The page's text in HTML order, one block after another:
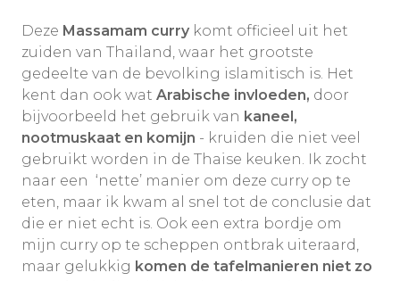
Deze Massamam curry komt officieel uit het
zuiden van Thailand, waar het grootste
gedeelte van de bevolking islamitisch is. Het
kent dan ook wat Arabische invloeden, door
bijvoorbeeld het gebruik van kaneel,
nootmuskaat en komijn - kruiden die niet veel
gebruikt worden in de Thaise keuken. Ik zocht
naar een ‘nette’ manier om deze curry op te
eten, maar ik kwam al snel tot de conclusie dat
die er niet echt is. Ook een extra bordje om
mijn curry op te scheppen ontbrak uiteraard,
maar gelukkig komen de tafelmanieren niet zo